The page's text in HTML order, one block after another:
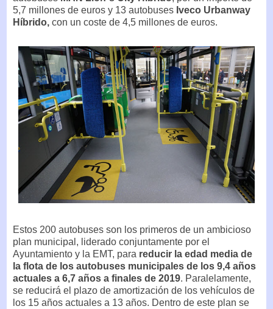
5,7 millones de euros y 13 autobuses Iveco Urbanway
Híbrido, con un coste de 4,5 millones de euros.
Estos 200 autobuses son los primeros de un ambicioso
plan municipal, liderado conjuntamente por el
Ayuntamiento y la EMT, para reducir la edad media de
la flota de los autobuses municipales de los 9,4 años
actuales a 6,7 años a finales de 2019. Paralelamente,
se reducirá el plazo de amortización de los vehículos de
los 15 años actuales a 13 años. Dentro de este plan se